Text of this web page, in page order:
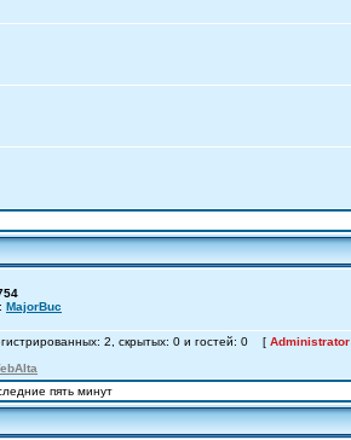
MajorBuc
2, скрытых: 0 и гостей: 0 [ Administrator
пять минут